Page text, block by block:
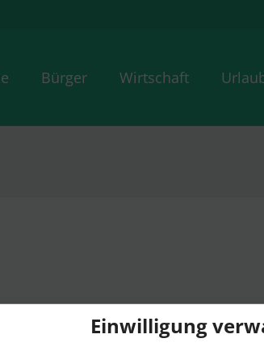
Einwilligung
Bürger Wirtschaft